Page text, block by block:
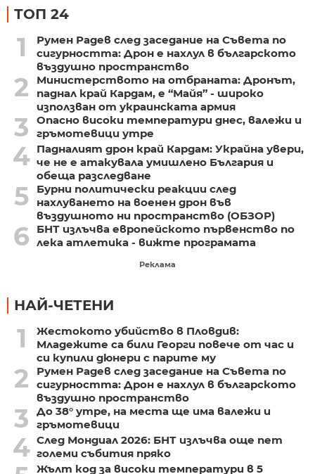
ТОП 24
1
Румен Радев след заседание на Съвета по
сигурността: Дрон е нахлул в българското
въздушно пространство
2
Министерството на отбраната: Дронът,
паднал край Кардам, е “Майя” - широко
използван от украинската армия
3
Опасно високи температури днес, валежи и
гръмотевици утре
4 Падналият дрон край Кардам: Украйна увери,
че не е атакувала умишлено България и
обеща разследване
5
Бурни политически реакции след
нахлуването на военен дрон във
въздушното ни пространство (ОБЗОР)
6
БНТ излъчва европейското първенство по
лека атлетика - вижте програмата
Реклама
НАЙ-ЧЕТЕНИ
1
Жестокото убийство в Пловдив:
Младежите са били Георги повече от час и
си купили дюнери с парите му
2
Румен Радев след заседание на Съвета по
сигурността: Дрон е нахлул в българското
въздушно пространство
3
До 38° утре, на места ще има валежи и
гръмотевици
4 След Мондиал 2026: БНТ излъчва още пет
големи събития пряко
Жълт код за високи температури в 5